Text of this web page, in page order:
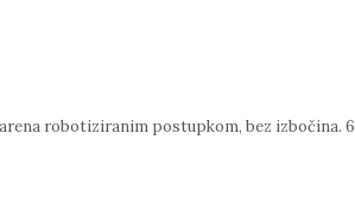
robotiziranim postupkom, bez izbočina. 6